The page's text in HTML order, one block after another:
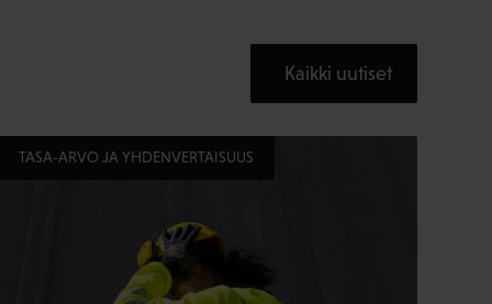
Kaikki uutiset
TASA-ARVO JA YHDENVERTAISUUS